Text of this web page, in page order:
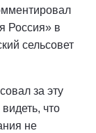
Россия» в
сельсовет
за эту
что
не